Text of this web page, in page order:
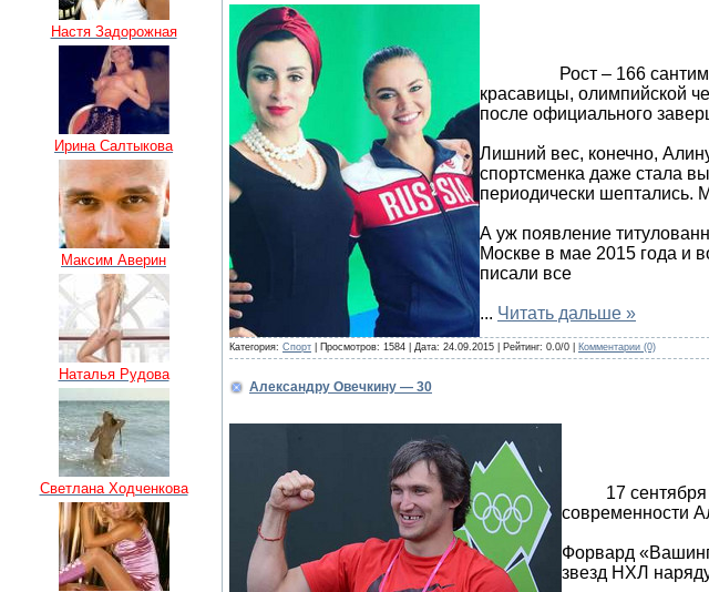
Настя Задорожная
Ирина Салтыкова
Максим Аверин
Наталья Рудова
Светлана Ходченкова
Рост – 166
красавицы, олимпийской
после официального
Лишний вес, конечно,
спортсменка даже стала
периодически шептались.
А уж появление
Москве в мае 2015 года и
писали все
... Читать дальше »
Категория: Спорт | Просмотров: 1584 | Дата: 24.09.2015 | Рейтинг: 0.0/0 | Комментарии (0)
Александру Овечкину — 30
17 сентября
современности
Форвард
звезд НХЛ